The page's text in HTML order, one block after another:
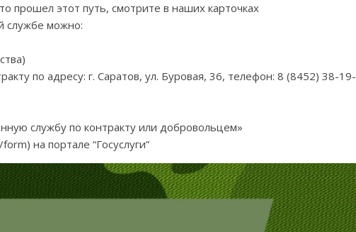
прошел этот путь, смотрите в наших карточках
службе можно:
по адресу: г. Саратов, ул. Буровая, 36, телефон: 8 (8452) 38-19-
службу по контракту или добровольцем»
на портале “Госуслуги”